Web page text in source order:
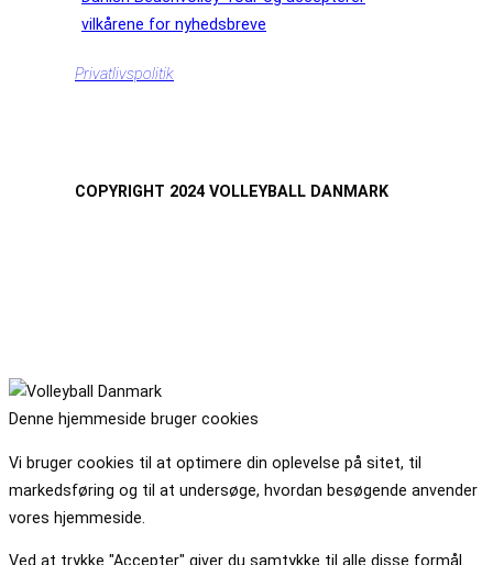
vilkårene for nyhedsbreve
Privatlivspolitik
COPYRIGHT 2024 VOLLEYBALL DANMARK
Denne hjemmeside bruger cookies
Vi bruger cookies til at optimere din oplevelse på sitet, til
markedsføring og til at undersøge, hvordan besøgende anvender
vores hjemmeside.
Ved at trykke "Accepter" giver du samtykke til alle disse formål.